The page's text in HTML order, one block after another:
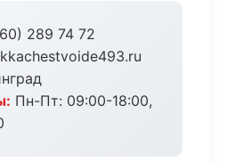
289 74 72
Пн-Пт: 09:00-18:00,